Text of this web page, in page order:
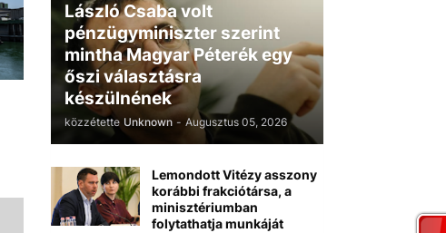
László Csaba volt
pénzügyminiszter szerint
mintha Magyar Péterék egy
őszi választásra
készülnének
közzétette Unknown - Augusztus 05, 2026
Lemondott Vitézy asszony
korábbi frakciótársa, a
minisztériumban
folytathatja munkáját